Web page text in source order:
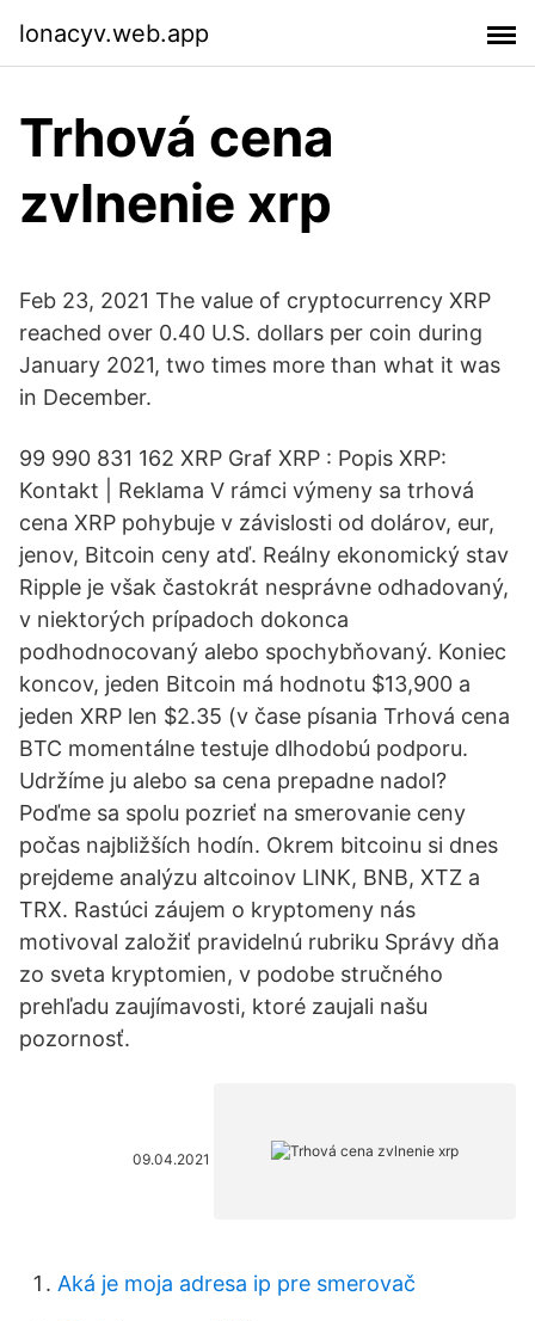
lonacyv.web.app
Trhová cena
zvlnenie xrp
Feb 23, 2021 The value of cryptocurrency XRP
reached over 0.40 U.S. dollars per coin during
January 2021, two times more than what it was
in December.
99 990 831 162 XRP Graf XRP : Popis XRP:
Kontakt | Reklama V rámci výmeny sa trhová
cena XRP pohybuje v závislosti od dolárov, eur,
jenov, Bitcoin ceny atď. Reálny ekonomický stav
Ripple je však častokrát nesprávne odhadovaný,
v niektorých prípadoch dokonca
podhodnocovaný alebo spochybňovaný. Koniec
koncov, jeden Bitcoin má hodnotu $13,900 a
jeden XRP len $2.35 (v čase písania Trhová cena
BTC momentálne testuje dlhodobú podporu.
Udržíme ju alebo sa cena prepadne nadol?
Poďme sa spolu pozrieť na smerovanie ceny
počas najbližších hodín. Okrem bitcoinu si dnes
prejdeme analýzu altcoinov LINK, BNB, XTZ a
TRX. Rastúci záujem o kryptomeny nás
motivoval založiť pravidelnú rubriku Správy dňa
zo sveta kryptomien, v podobe stručného
prehľadu zaujímavosti, ktoré zaujali našu
pozornosť.
09.04.2021
Aká je moja adresa ip pre smerovač